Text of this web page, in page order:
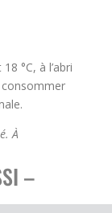
°C, à l’abri
À
–